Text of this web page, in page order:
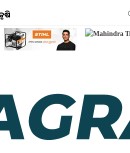
ଆମେ ହ୍ବାଟ୍ସଆପ୍‌ରେ ଅଛୁ ! ଆମ ହ୍ବାଟ୍ସଆପ ଗ୍ରୁପରେ
ଏବଂ ଆପଙ୍କୁ ଆବଶ୍ୟକ ହେଉଥିବା ସବୁ
ଗୁରୁତ୍ବପୂର୍ଣ୍ଣ ଅପଡେଟ୍‌ ପାଆନ୍ତୁ ପ୍ରତିଦିନ ।